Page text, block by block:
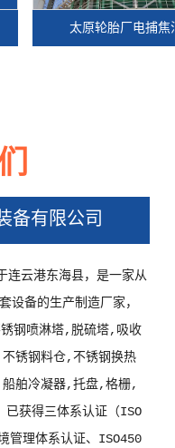
太原轮胎厂电捕焦油器
备有限公司
连云港东海县，是一家从
设备的生产制造厂家，
钢喷淋塔,脱硫塔,吸收
锈钢料仓,不锈钢换热
舶冷凝器,托盘,格栅,
获得三体系认证（ISO
管理体系认证、ISO450